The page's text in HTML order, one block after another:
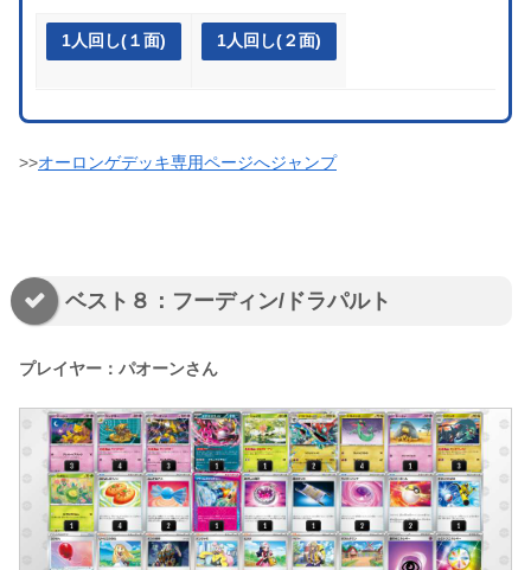
1人回し(１面) 1人回し(２面)
>>オーロンゲデッキ専用ページへジャンプ
ベスト８：フーディン/ドラパルト
プレイヤー：パオーンさん